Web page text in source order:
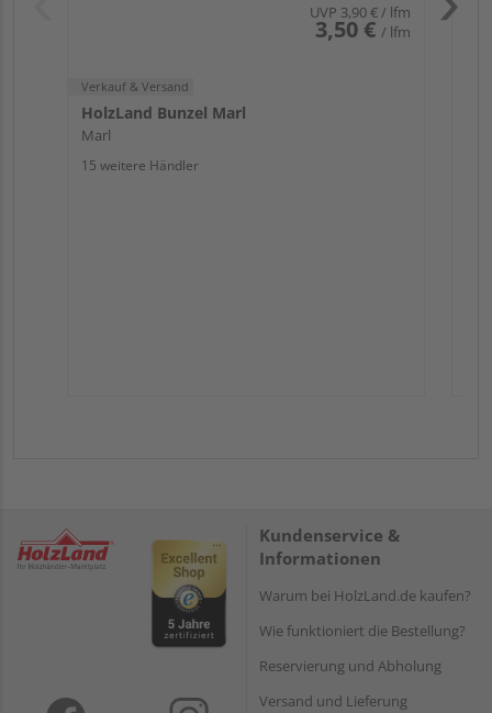
UVP 3,90 €/ lfm
3,50 € / lfm
Verkauf & Versand
HolzLand Bunzel Marl
Marl
15 weitere Händler
Kundenservice &
Informationen
Warum bei HolzLand.de kaufen?
Wie funktioniert die Bestellung?
Reservierung und Abholung
Versand und Lieferung